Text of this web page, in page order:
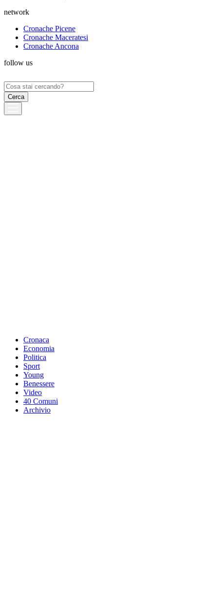
network
Cronache Picene
Cronache Maceratesi
Cronache Ancona
follow us
Ricerca
per:
Cronaca
Economia
Politica
Sport
Young
Benessere
Video
40 Comuni
Archivio